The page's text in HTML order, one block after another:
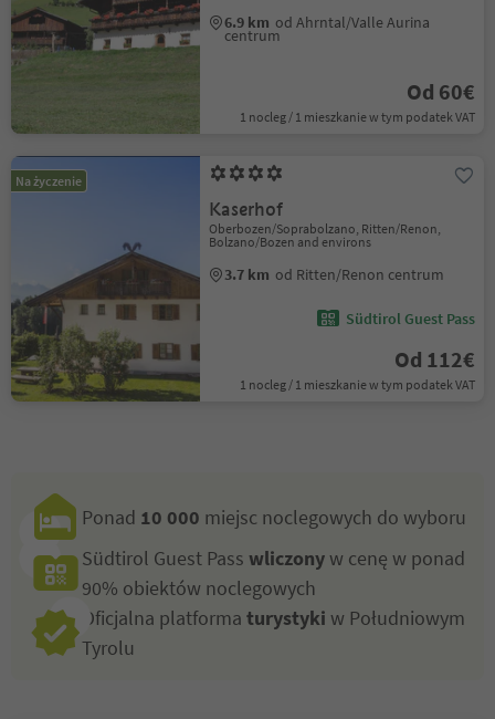
6.9 km od Ahrntal/Valle Aurina
centrum
Od 60€
1 nocleg / 1 mieszkanie w tym podatek VAT
Na życzenie
Kaserhof
Oberbozen/Soprabolzano, Ritten/Renon,
Bolzano/Bozen and environs
3.7 km od Ritten/Renon centrum
Südtirol Guest Pass
Od 112€
1 nocleg / 1 mieszkanie w tym podatek VAT
Ponad 10 000 miejsc noclegowych do wyboru
Südtirol Guest Pass wliczonyw cenę w ponad
90% obiektów noclegowych
Oficjalna platforma turystyki w Południowym
Tyrolu